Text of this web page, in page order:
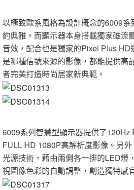
以極致歐系風格為設計概念的6009
約典雅。而顯示器本身搭載獨家磁流
音效，配合也是獨家的Pixel Plus
是哪種信號來源的影像，都能提供高
者完美打造時尚居家新典範。
6009系列智慧型顯示器提供了120Hz
FULL HD 1080P高解析度影像。另
光源技術，藉由兩側各一排的LED燈
視圖像色彩的自動調整，創造獨特感